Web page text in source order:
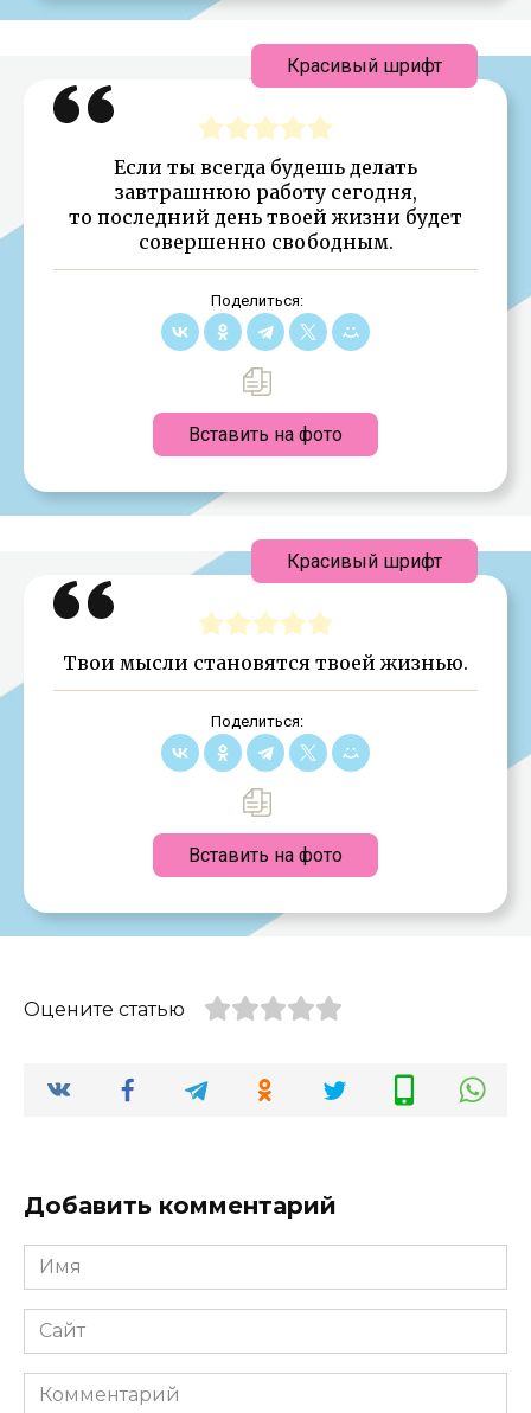
Если ты всегда будешь делать
завтрашнюю работу сегодня,
то последний день твоей жизни будет
совершенно свободным.
Поделиться:
Вставить на фото
Красивый шрифт
Твои мысли становятся твоей жизнью.
Поделиться:
Вставить на фото
Красивый шрифт
Оцените статью
Добавить комментарий
Имя
*
Сайт
Комментарий